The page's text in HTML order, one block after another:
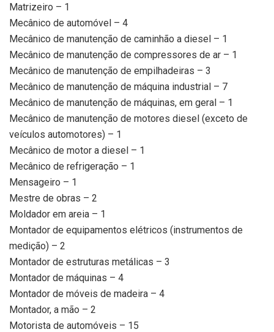
Matrizeiro – 1
Mecânico de automóvel – 4
Mecânico de manutenção de caminhão a diesel – 1
Mecânico de manutenção de compressores de ar – 1
Mecânico de manutenção de empilhadeiras – 3
Mecânico de manutenção de máquina industrial – 7
Mecânico de manutenção de máquinas, em geral – 1
Mecânico de manutenção de motores diesel (exceto de
veículos automotores) – 1
Mecânico de motor a diesel – 1
Mecânico de refrigeração – 1
Mensageiro – 1
Mestre de obras – 2
Moldador em areia – 1
Montador de equipamentos elétricos (instrumentos de
medição) – 2
Montador de estruturas metálicas – 3
Montador de máquinas – 4
Montador de móveis de madeira – 4
Montador, a mão – 2
Motorista de automóveis – 15